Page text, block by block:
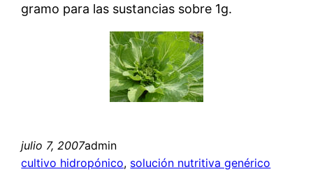
gramo para las sustancias sobre 1g.
julio 7, 2007admin
cultivo hidropónico, solución nutritiva genérico